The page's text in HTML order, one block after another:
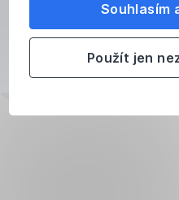
Souhlasím
Použít jen